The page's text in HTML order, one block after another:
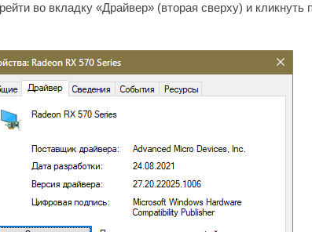
во вкладку «Драйвер» (вторая сверху) и кликнуть